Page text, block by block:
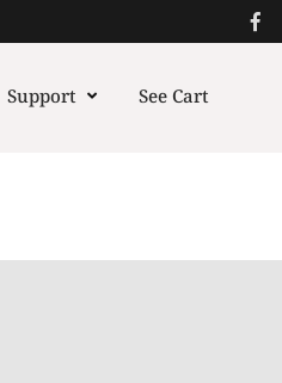
Support See Cart